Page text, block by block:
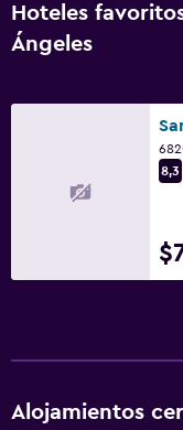
Hoteles
Ángeles
8,3
Alojamientos